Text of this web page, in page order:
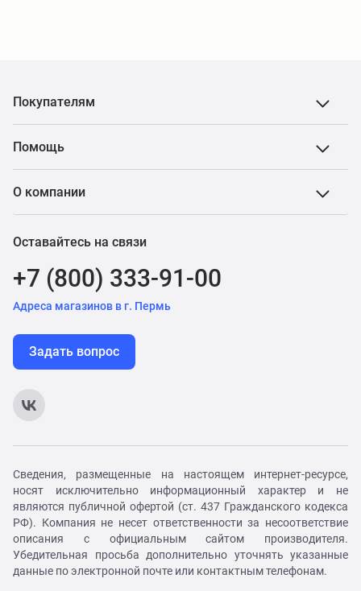
Покупателям
Помощь
О компании
Оставайтесь на связи
+7 (800) 333-91-00
Адреса магазинов в г. Пермь
Задать вопрос
Сведения, размещенные на настоящем интернет-ресурсе,
носят исключительно информационный характер и не
являются публичной офертой (ст. 437 Гражданского кодекса
РФ). Компания не несет ответственности за несоответствие
описания с официальным сайтом производителя.
Убедительная просьба дополнительно уточнять указанные
данные по электронной почте или контактным телефонам.